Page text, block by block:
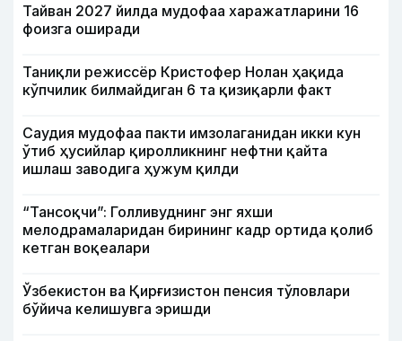
Тайван 2027 йилда мудофаа харажатларини 16
фоизга оширади
Таниқли режиссёр Кристофер Нолан ҳақида
кўпчилик билмайдиган 6 та қизиқарли факт
Саудия мудофаа пакти имзолаганидан икки кун
ўтиб ҳусийлар қиролликнинг нефтни қайта
ишлаш заводига ҳужум қилди
“Тансоқчи”: Голливуднинг энг яхши
мелодрамаларидан бирининг кадр ортида қолиб
кетган воқеалари
Ўзбекистон ва Қирғизистон пенсия тўловлари
бўйича келишувга эришди